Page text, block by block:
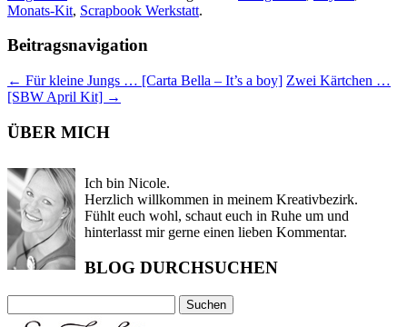
Monats-Kit, Scrapbook Werkstatt.
Beitragsnavigation
← Für kleine Jungs … [Carta Bella – It’s a boy] Zwei Kärtchen …
[SBW April Kit] →
ÜBER MICH
Ich bin Nicole.
Herzlich willkommen in meinem Kreativbezirk.
Fühlt euch wohl, schaut euch in Ruhe um und
hinterlasst mir gerne einen lieben Kommentar.
BLOG DURCHSUCHEN
nach: